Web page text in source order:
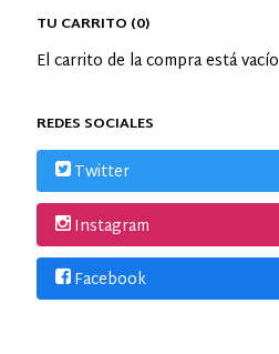
TU CARRITO (0)
El carrito de la compra está vacío
REDES SOCIALES
Twitter
Instagram
Facebook